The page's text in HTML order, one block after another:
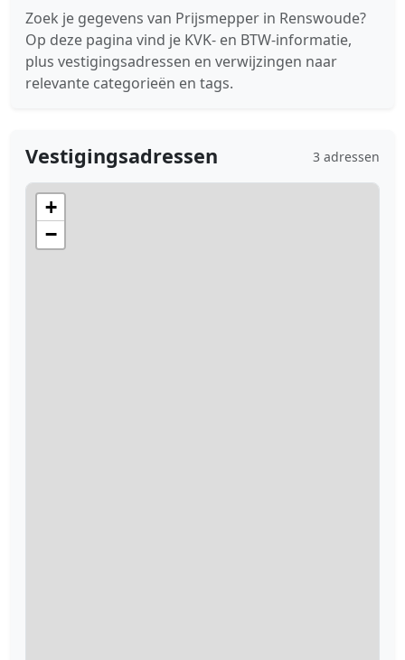
Zoek je gegevens van Prijsmepper in Renswoude?
Op deze pagina vind je KVK- en BTW-informatie,
plus vestigingsadressen en verwijzingen naar
relevante categorieën en tags.
Vestigingsadressen 3 adressen
+
−